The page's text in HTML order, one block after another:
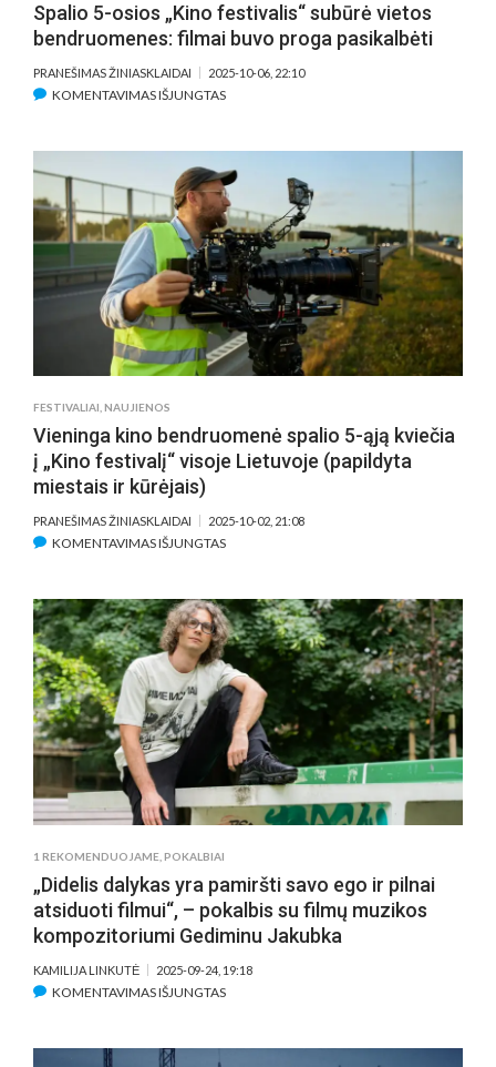
Spalio 5-osios „Kino festivalis“ subūrė vietos
bendruomenes: filmai buvo proga pasikalbėti
PRANEŠIMAS ŽINIASKLAIDAI 2025-10-06, 22:10
KOMENTAVIMAS IŠJUNGTASĮRAŠE
„KINO
FESTIVALIS“
SUBŪRĖ
VIETOS
BENDRUOMENES:
FILMAI
BUVO
PROGA
PASIKALBĖTI
FESTIVALIAI,NAUJIENOS
Vieninga kino bendruomenė spalio 5-ąją kviečia
į „Kino festivalį“ visoje Lietuvoje (papildyta
miestais ir kūrėjais)
PRANEŠIMAS ŽINIASKLAIDAI 2025-10-02, 21:08
KOMENTAVIMAS IŠJUNGTASĮRAŠE
BENDRUOMENĖ
SPALIO
5-
ĄJĄ
KVIEČIA
„KINO
FESTIVALĮ“
VISOJE
LIETUVOJE
IR
KŪRĖJAIS)
1 REKOMENDUOJAME POKALBIAI
„Didelis dalykas yra pamiršti savo ego ir pilnai
atsiduoti filmui“, – pokalbis su filmų muzikos
kompozitoriumi Gediminu Jakubka
KAMILIJA LINKUTĖ 2025-09-24, 19:18
KOMENTAVIMAS IŠJUNGTASĮRAŠE